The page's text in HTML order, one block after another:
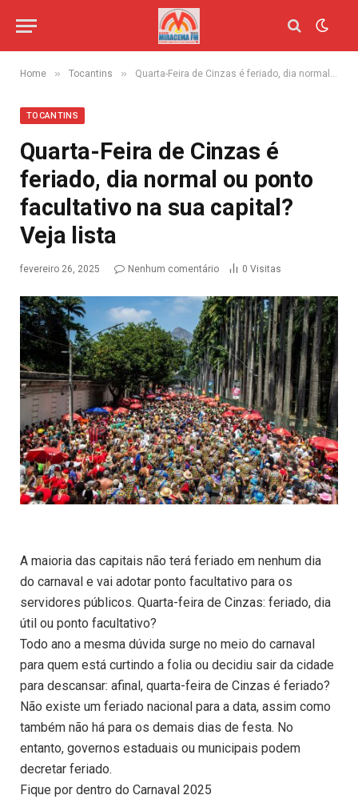
Home » Tocantins » Quarta-Feira de Cinzas é feriado, dia normal ou ponto facultativo na sua capital? Veja lista
TOCANTINS
Quarta-Feira de Cinzas é
feriado, dia normal ou ponto
facultativo na sua capital?
Veja lista
fevereiro 26, 2025 Nenhum comentário 0 Visitas
A maioria das capitais não terá feriado em nenhum dia
do carnaval e vai adotar ponto facultativo para os
servidores públicos. Quarta-feira de Cinzas: feriado, dia
útil ou ponto facultativo?
Todo ano a mesma dúvida surge no meio do carnaval
para quem está curtindo a folia ou decidiu sair da cidade
para descansar: afinal, quarta-feira de Cinzas é feriado?
Não existe um feriado nacional para a data, assim como
também não há para os demais dias de festa. No
entanto, governos estaduais ou municipais podem
decretar feriado.
Fique por dentro do Carnaval 2025